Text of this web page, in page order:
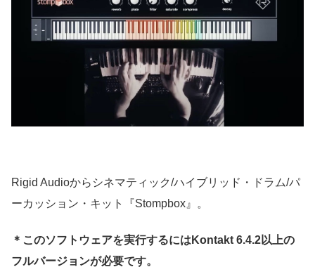
Rigid Audioからシネマティック/ハイブリッド・ドラム/パ
ーカッション・キット『Stompbox』。
＊このソフトウェアを実行するにはKontakt 6.4.2以上の
フルバージョンが必要です。